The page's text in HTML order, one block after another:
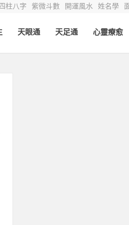
四柱八字 紫微斗數 開運風水 姓名學
天眼通 天足通 心靈療愈